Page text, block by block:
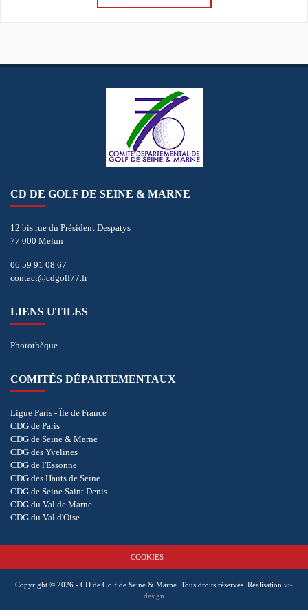
CD DE GOLF DE SEINE & MARNE
12 bis rue du Président Despatys
77 000 Melun
06 59 91 08 67
contact@cdgolf77.fr
LIENS UTILES
Photothèque
COMITÉS DÉPARTEMENTAUX
Ligue Paris - Île de France
CDG de Paris
CDG de Seine & Marne
CDG des Yvelines
CDG de l'Essonne
CDG des Hauts de Seine
CDG de Seine Saint Denis
CDG du Val de Marne
CDG du Val d'Oise
COOKIES
Copyright © 2026 - CD de Golf de Seine & Marne. Tous droits réservés. Réalisation vt-
design